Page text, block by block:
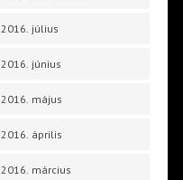
2016. július
2016. június
2016. május
2016. április
2016. március